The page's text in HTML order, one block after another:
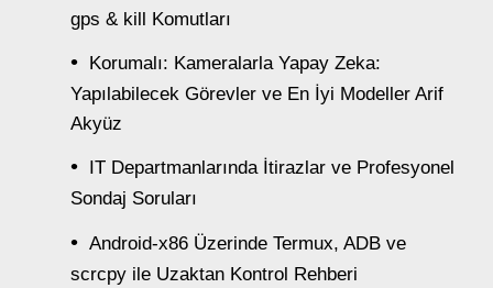
gps & kill Komutları
Korumalı: Kameralarla Yapay Zeka:
Yapılabilecek Görevler ve En İyi Modeller Arif
Akyüz
IT Departmanlarında İtirazlar ve Profesyonel
Sondaj Soruları
Android-x86 Üzerinde Termux, ADB ve
scrcpy ile Uzaktan Kontrol Rehberi